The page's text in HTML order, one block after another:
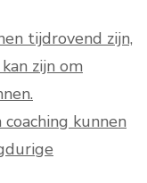
tijdrovend zijn,
zijn om
kunnen